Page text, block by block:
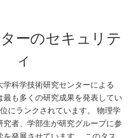
ーのセキュリテ
ィ
科学技術研究センターによる
最も多くの研究成果を発表してい
にランクされています。 物理学
者、学部生が研究グループに参